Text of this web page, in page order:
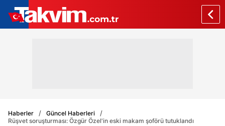
Haberler
Güncel Haberleri
Rüşvet soruşturması: Özgür Özel'in eski makam şoförü tutuklandı